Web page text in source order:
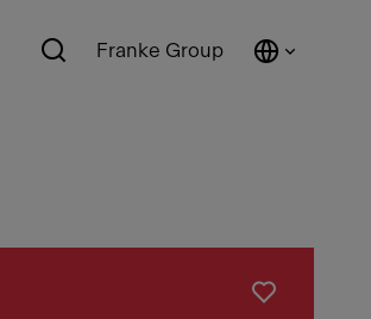
Franke Group